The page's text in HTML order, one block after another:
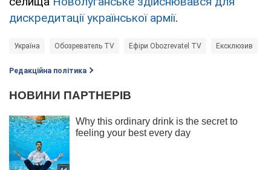
дискредитації української армії.
Україна Обозреватель TV Ефіри Obozrevatel TV Ексклюзив
Редакційна політика